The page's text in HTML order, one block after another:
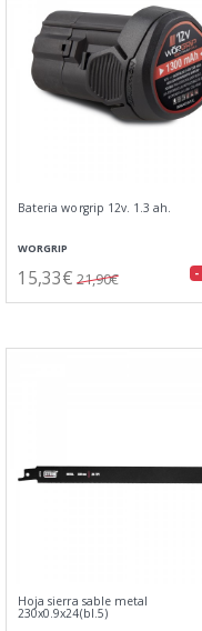
Bateria worgrip 12v. 1.3 ah.
WORGRIP
15,33€ 21,90€ -
Hoja sierra sable metal
230x0.9x24(bl.5)